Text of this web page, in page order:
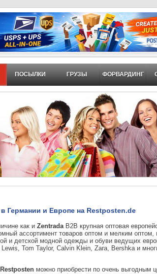
ПОСЫЛКИ ГРУЗЫ ФОРВАРДИНГ
Германии и Европе на Restposten.de
как и ZentradaB2B крупная оптовая
ассортимент товаров оптом и мелким оптом,
и детской модной одежды и обуви ведущих
Tom Taylor, Calvin Klein, Zara, Bershka и
Restposten можно приобрести по очень выгодным